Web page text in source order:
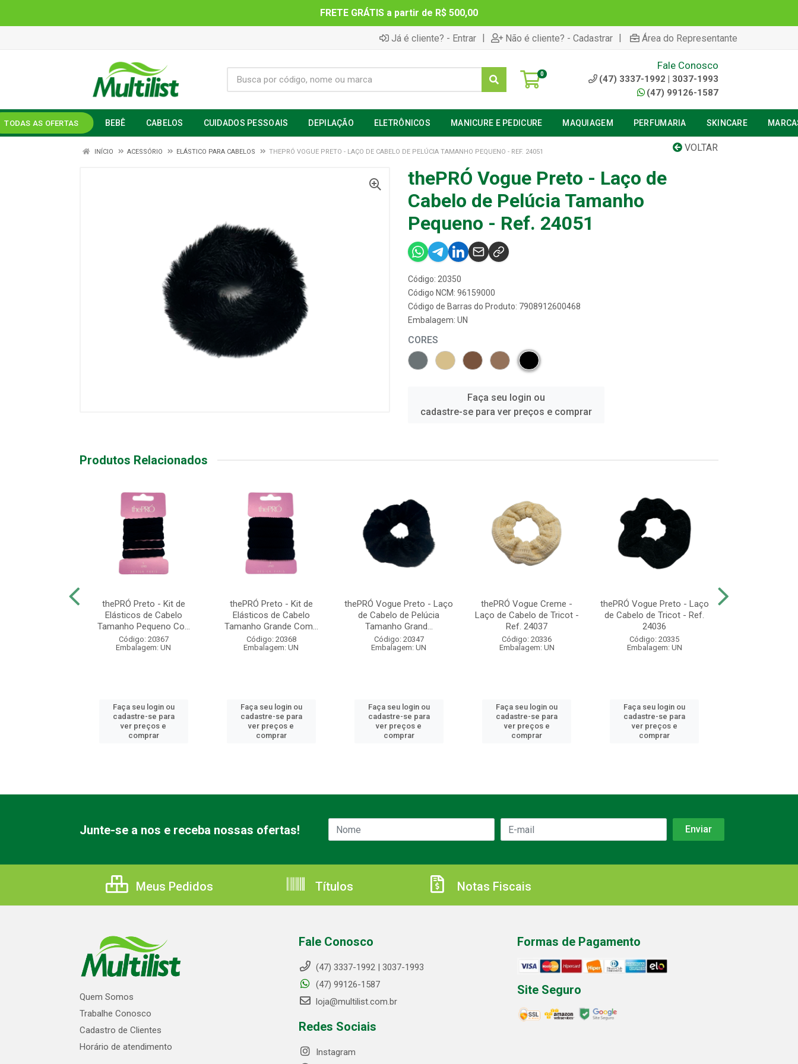
FRETE GRÁTIS a partir de R$ 500,00
Já é cliente? - Entrar | Não é cliente? - Cadastrar | Área do Representante
0
Fale Conosco
(47) 3337-1992 | 3037-1993
(47) 99126-1587
TODAS AS OFERTAS BEBÊ CABELOS CUIDADOS PESSOAIS DEPILAÇÃO ELETRÔNICOS MANICURE E PEDICURE MAQUIAGEM PERFUMARIA SKINCARE
VOLTAR
INÍCIO ACESSÓRIO ELÁSTICO PARA CABELOS THEPRÓ VOGUE PRETO - LAÇO DE CABELO DE PELÚCIA TAMANHO PEQUENO - REF. 24051
thePRÓ Vogue Preto - Laço de
Cabelo de Pelúcia Tamanho
Pequeno - Ref. 24051
Código: 20350
Código NCM: 96159000
Código de Barras do Produto: 7908912600468
Embalagem: UN
CORES
Faça seu login ou
cadastre-se para ver preços e comprar
Produtos Relacionados
thePRÓ Preto - Kit de
Elásticos de Cabelo
Tamanho Pequeno Co...
Código: 20367
Embalagem: UN
Faça seu login ou
cadastre-se para
ver preços e
comprar
thePRÓ Preto - Kit de
Elásticos de Cabelo
Tamanho Grande Com...
Código: 20368
Embalagem: UN
Faça seu login ou
cadastre-se para
ver preços e
comprar
thePRÓ Vogue Preto - Laço
de Cabelo de Pelúcia
Tamanho Grand...
Código: 20347
Embalagem: UN
Faça seu login ou
cadastre-se para
ver preços e
comprar
thePRÓ Vogue Creme -
Laço de Cabelo de Tricot -
Ref. 24037
Código: 20336
Embalagem: UN
Faça seu login ou
cadastre-se para
ver preços e
comprar
thePRÓ Vogue Preto - Laço
de Cabelo de Tricot - Ref.
24036
Código: 20335
Embalagem: UN
Faça seu login ou
cadastre-se para
ver preços e
comprar
Junte-se a nos e receba nossas ofertas!
Meus Pedidos Títulos Notas Fiscais
Quem Somos
Trabalhe Conosco
Cadastro de Clientes
Horário de atendimento
Fale Conosco
(47) 3337-1992 | 3037-1993
(47) 99126-1587
loja@multilist.com.br
Redes Sociais
Instagram
Formas de Pagamento
Site Seguro